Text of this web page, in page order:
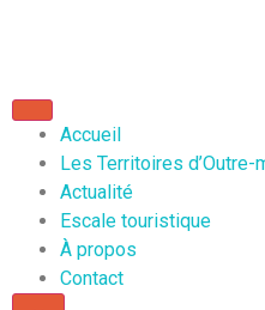
Accueil
Les Territoires d’Outre-
Actualité
Escale touristique
À propos
Contact